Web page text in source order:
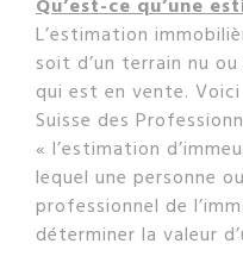
L’estimation
soit d’un terrain nu
qui est en vente.
Suisse des
« l’estimation
lequel une personne
professionnel de
déterminer la valeur